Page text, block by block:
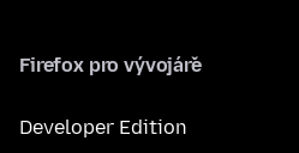
Firefox pro vývojáře
Developer Edition